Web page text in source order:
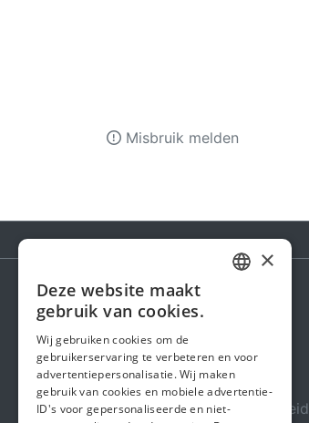
Misbruik melden
Steunactie
Over ons
In de media
Veiligheid & Betrouwbaarheid
ENGLISH
×
Deze website maakt
gebruik van cookies.
Wij gebruiken cookies om de
gebruikerservaring te verbeteren en voor
advertentiepersonalisatie. Wij maken
gebruik van cookies en mobiele advertentie-
ID's voor gepersonaliseerde en niet-